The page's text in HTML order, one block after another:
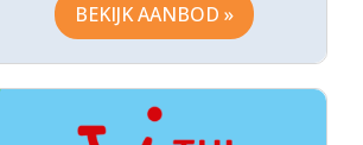
BEKIJK AANBOD »